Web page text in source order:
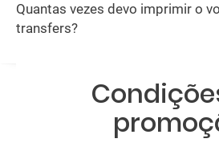
Quantas vezes devo imprimir o
transfers?